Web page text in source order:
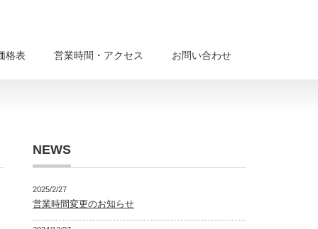
格表 営業時間・アクセス お問い合わせ
NEWS
2025/2/27
営業時間変更のお知らせ